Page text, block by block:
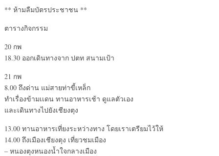
** ห้ามลืมบัตรประชาชน **
ตารางกิจกรรม
20 กพ
18.30 ออกเดินทางจาก ปตท สนามเป้า
21 กพ
8.00 ถึงด่าน แม่สายท่าขี้เหล็ก
ทำเรื่องข้ามเเดน ทานอาหารเช้า ดูแลตัวเอง
และเดินทางไปยังเชียงตุง
13.00 ทานอาหารเที่ยงระหว่างทาง โดยเราเตรียมไว้ให้
14.00 ถึงเมืองเชียงตุง เที่ยวชมเมือง
– หนองตุงหนองน้ำใจกลางเมือง